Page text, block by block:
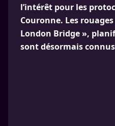
l’intérêt pour les
Couronne. Les
London Bridge »,
sont désormais